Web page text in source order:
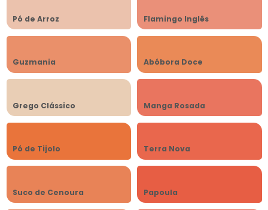
Pó de Arroz Flamingo Inglês
Guzmania Abóbora Doce
Grego Clássico Manga Rosada
Pó de Tijolo Terra Nova
Suco de Cenoura Papoula